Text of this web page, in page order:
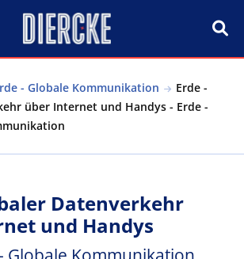
- Globale Kommunikation
Erde -
über Internet und Handys - Erde -
Datenverkehr
und Handys